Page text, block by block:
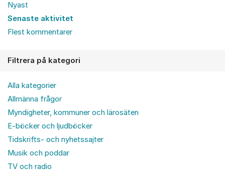
Nyast
Senaste aktivitet
Flest kommentarer
Filtrera på kategori
Alla kategorier
Allmänna frågor
Myndigheter, kommuner och lärosäten
E-böcker och ljudböcker
Tidskrifts- och nyhetssajter
Musik och poddar
TV och radio